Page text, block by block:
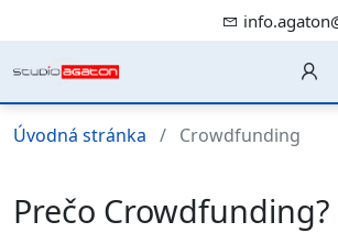
Úvodná stránka Crowdfunding
Prečo Crowdfunding?